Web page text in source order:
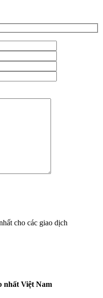
cho các giao dịch
nhất Việt Nam